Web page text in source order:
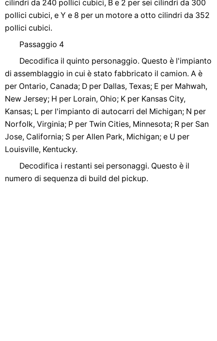
cilindri da 240 pollici cubici, B e 2 per sei cilindri da 300
pollici cubici, e Y e 8 per un motore a otto cilindri da 352
pollici cubici.
Passaggio 4
Decodifica il quinto personaggio. Questo è l'impianto
di assemblaggio in cui è stato fabbricato il camion. A è
per Ontario, Canada; D per Dallas, Texas; E per Mahwah,
New Jersey; H per Lorain, Ohio; K per Kansas City,
Kansas; L per l'impianto di autocarri del Michigan; N per
Norfolk, Virginia; P per Twin Cities, Minnesota; R per San
Jose, California; S per Allen Park, Michigan; e U per
Louisville, Kentucky.
Decodifica i restanti sei personaggi. Questo è il
numero di sequenza di build del pickup.